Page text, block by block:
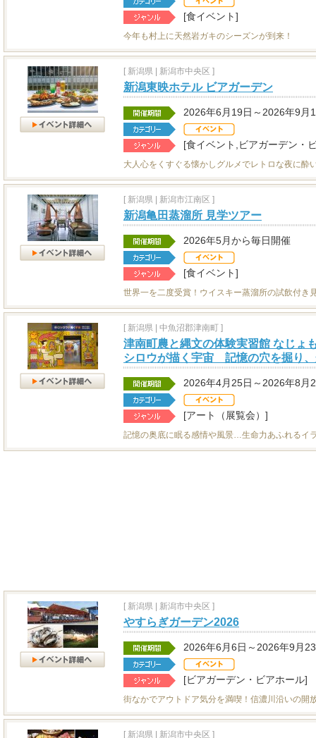
[食イベント]
今年も村上に天然岩ガキのシーズンが到来！
[ 新潟県 新潟市中央区 ]
新潟東映ホテル ビアガーデン
2026年6月19日～2026年9月
[食イベント,ビアガーデン・
大人心をくすぐる懐かしグルメでレトロな夜に酔
[ 新潟県 新潟市江南区 ]
新潟亀田蒸溜所 見学ツアー
2026年5月から毎日開催
[食イベント]
世界一を二度受賞！ウイスキー蒸溜所の試飲付き
[ 新潟県 中魚沼郡津南町 ]
津南町農と縄文の体験実習館 なじ
シロウが描く宇宙 記憶の穴を掘り
2026年4月25日～2026年8月
[アート（展覧会）]
記憶の奥底に眠る感情や風景…生命力あふれるイ
[ 新潟県 新潟市中央区 ]
やすらぎガーデン2026
2026年6月6日～2026年9月
[ビアガーデン・ビアホール]
街なかでアウトドア気分を満喫！信濃川沿いの開
[ 新潟県 新潟市中央区 ]